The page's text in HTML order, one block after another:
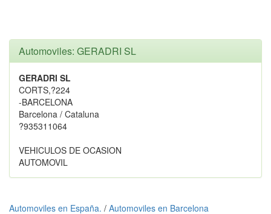
Automoviles: GERADRI SL
GERADRI SL
CORTS,?224
-BARCELONA
Barcelona / Cataluna
?935311064
VEHICULOS DE OCASION
AUTOMOVIL
Automoviles en España. / Automoviles en Barcelona